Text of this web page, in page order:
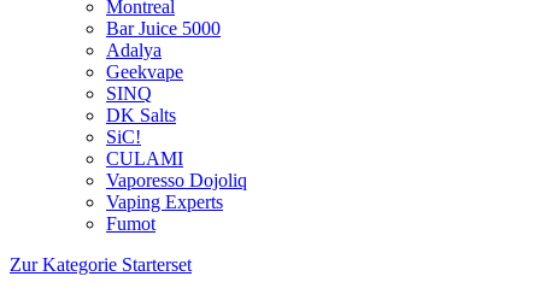
Montreal
Bar Juice 5000
Adalya
Geekvape
SINQ
DK Salts
SiC!
CULAMI
Vaporesso Dojoliq
Vaping Experts
Fumot
Zur Kategorie Starterset